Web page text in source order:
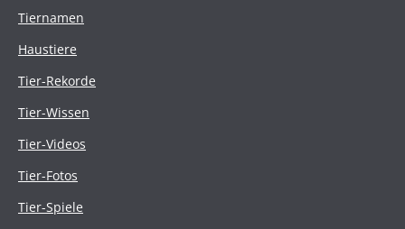
Tiernamen
Haustiere
Tier-Rekorde
Tier-Wissen
Tier-Videos
Tier-Fotos
Tier-Spiele